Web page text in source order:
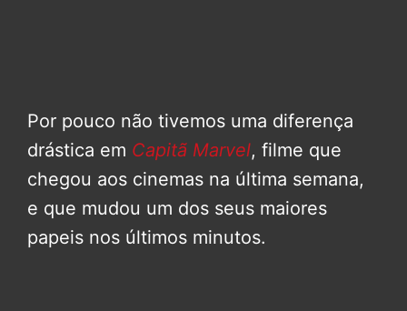
Por pouco não tivemos uma diferença
drástica em Capitã Marvel, filme que
chegou aos cinemas na última semana,
e que mudou um dos seus maiores
papeis nos últimos minutos.